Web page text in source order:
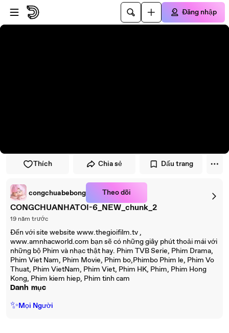
Đi đến trình phát
Đi đến nội dung chính
Đăng nhập
Thích Chia sẻ Dấu trang
congchuabebong Theo dõi
CONGCHUANHATOI-6_NEW_chunk_2
19 năm trước
Đến với site website www.thegioifilm.tv ,
www.amnhacworld.com bạn sẽ có những giây phút thoải mái với
những bộ Phim và nhạc thật hay. Phim TVB Serie, Phim Drama,
Phim Viet Nam, Phim Movie, Phim bo,Phimbo Phim le, Phim Vo
Thuat, Phim VietNam, Phim Viet, Phim HK, Phim, Phim Hong
Kong, Phim kiem hiep, Phim tinh cam
Danh mục
✨Mọi Người